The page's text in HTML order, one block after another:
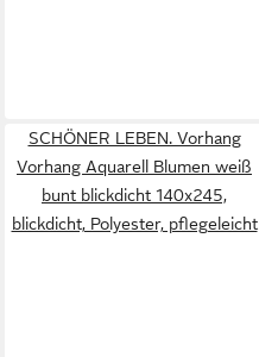
SCHÖNER LEBEN. Vorhang
Vorhang Aquarell Blumen weiß
bunt blickdicht 140x245,
blickdicht, Polyester, pflegeleicht